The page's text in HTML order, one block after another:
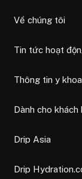
Về chúng tôi
Tin tức hoạt
Thông tin y khoa
Dành cho khách
Drip Asia
Drip